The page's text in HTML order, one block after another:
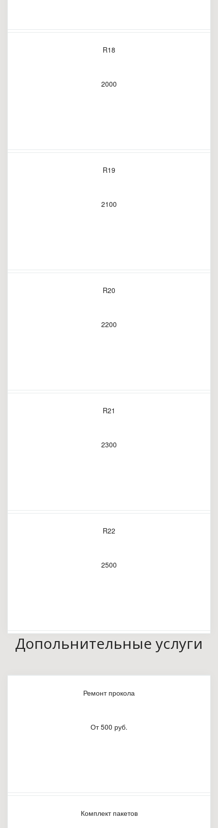
R18
2000
R19
2100
R20
2200
R21
2300
R22
2500
Допольнительные услуги
Ремонт прокола
От 500 руб.
Комплект пакетов